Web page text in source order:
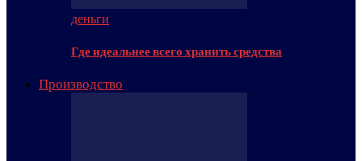
деньги
Где идеальнее всего хранить средства
Производство